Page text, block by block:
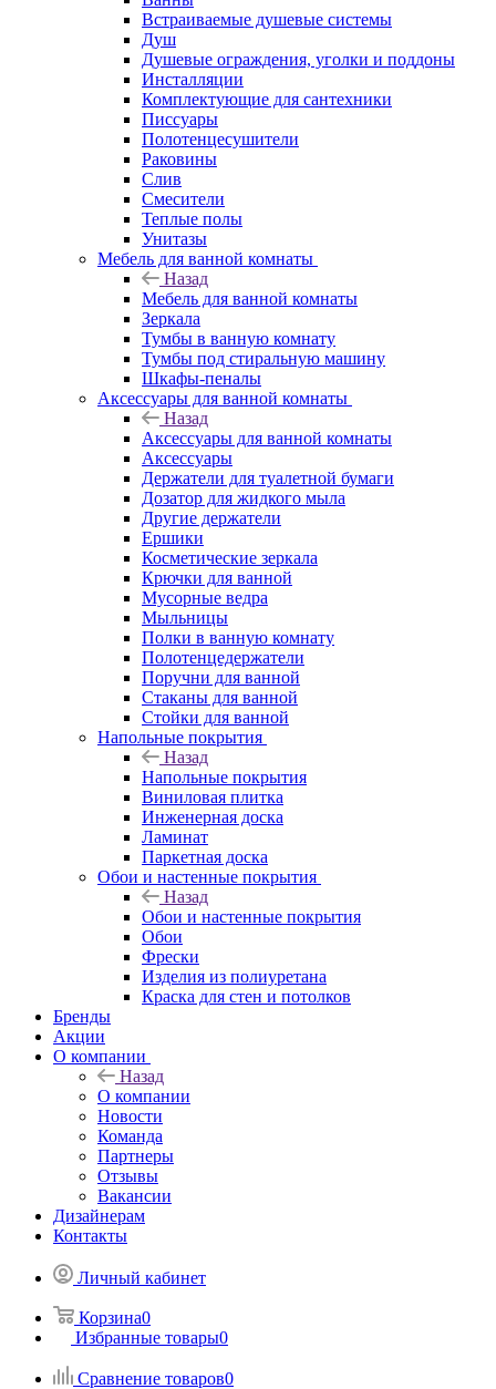
Встраиваемые душевые системы
Душ
Душевые ограждения, уголки и поддоны
Инсталляции
Комплектующие для сантехники
Писсуары
Полотенцесушители
Раковины
Слив
Смесители
Теплые полы
Унитазы
Мебель для ванной комнаты
Назад
Мебель для ванной комнаты
Зеркала
Тумбы в ванную комнату
Тумбы под стиральную машину
Шкафы-пеналы
Аксессуары для ванной комнаты
Назад
Аксессуары для ванной комнаты
Аксессуары
Держатели для туалетной бумаги
Дозатор для жидкого мыла
Другие держатели
Ершики
Косметические зеркала
Крючки для ванной
Мусорные ведра
Мыльницы
Полки в ванную комнату
Полотенцедержатели
Поручни для ванной
Стаканы для ванной
Стойки для ванной
Напольные покрытия
Назад
Напольные покрытия
Виниловая плитка
Инженерная доска
Ламинат
Паркетная доска
Обои и настенные покрытия
Назад
Обои и настенные покрытия
Обои
Фрески
Изделия из полиуретана
Краска для стен и потолков
Бренды
Акции
О компании
Назад
О компании
Новости
Команда
Партнеры
Отзывы
Вакансии
Дизайнерам
Контакты
Личный кабинет
Корзина0
Избранные товары0
Сравнение товаров0